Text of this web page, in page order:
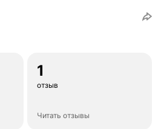
1
отзыв
Читать отзывы